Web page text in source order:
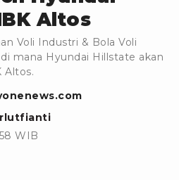
Altos
Voli Industri & Bola Voli
mana Hyundai Hillstate akan
Altos.
WIB